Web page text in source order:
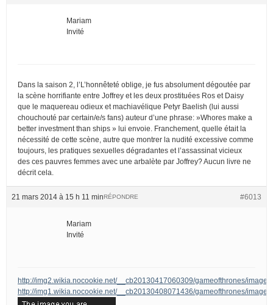
Mariam
Invité
Dans la saison 2, l’L’honnêteté oblige, je fus absolument dégoutée par
la scène horrifiante entre Joffrey et les deux prostituées Ros et Daisy
que le maquereau odieux et machiavélique Petyr Baelish (lui aussi
chouchouté par certain/e/s fans) auteur d’une phrase: »Whores make a
better investment than ships » lui envoie. Franchement, quelle était la
nécessité de cette scène, autre que montrer la nudité excessive comme
toujours, les pratiques sexuelles dégradantes et l’assassinat vicieux
des ces pauvres femmes avec une arbalète par Joffrey? Aucun livre ne
décrit cela.
21 mars 2014 à 15 h 11 min #6013
RÉPONDRE
Mariam
Invité
http://img2.wikia.nocookie.net/__cb20130417060309/gameofthrones/
http://img1.wikia.nocookie.net/__cb20130408071436/gameofthrones/